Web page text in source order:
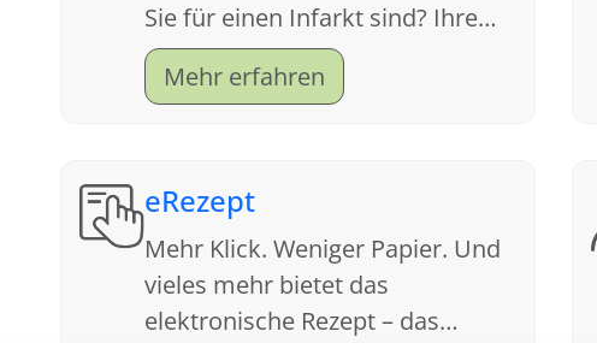
Sie für einen Infarkt sind? Ihre
Apotheke ist ein Servicecenter
für Gesundheit. Schauen Sie sich
Mehr erfahren
eRezept
Mehr Klick. Weniger Papier. Und
vieles mehr bietet das
elektronische Rezept – das